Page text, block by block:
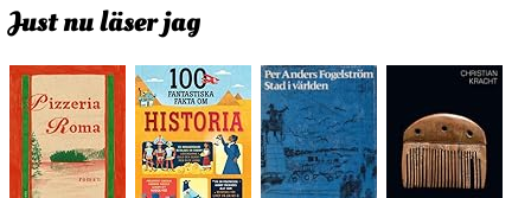
Just nu läser jag